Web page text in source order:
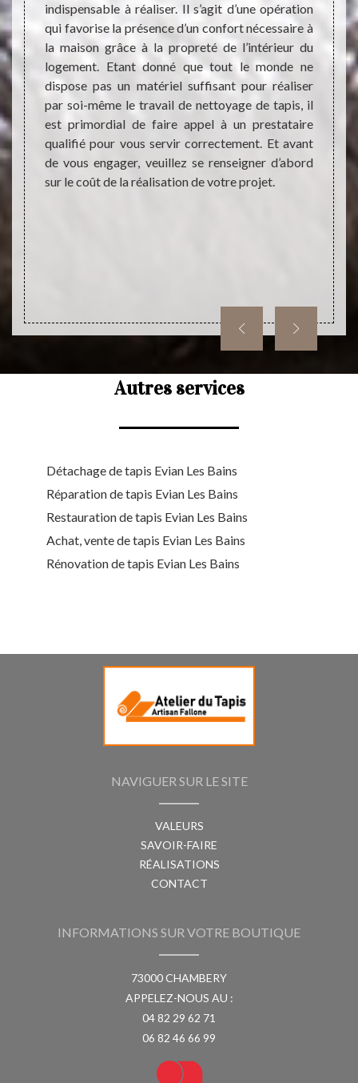
de
et
le
pour
indispensable à réaliser. Il s’agit d’une opération
qui favorise la présence d’un confort nécessaire à
la maison grâce à la propreté de l’intérieur du
logement. Etant donné que tout le monde ne
dispose pas un matériel suffisant pour réaliser
par soi-même le travail de nettoyage de tapis, il
est primordial de faire appel à un prestataire
qualifié pour vous servir correctement. Et avant
de vous engager, veuillez se renseigner d’abord
sur le coût de la réalisation de votre projet.
est
qui
pas
Autres services
Détachage de tapis Evian Les Bains
Réparation de tapis Evian Les Bains
Restauration de tapis Evian Les Bains
Achat, vente de tapis Evian Les Bains
Rénovation de tapis Evian Les Bains
NAVIGUER SUR LE SITE
VALEURS
SAVOIR-FAIRE
RÉALISATIONS
CONTACT
INFORMATIONS SUR VOTRE BOUTIQUE
73000 CHAMBERY
APPELEZ-NOUS AU :
04 82 29 62 71
06 82 46 66 99